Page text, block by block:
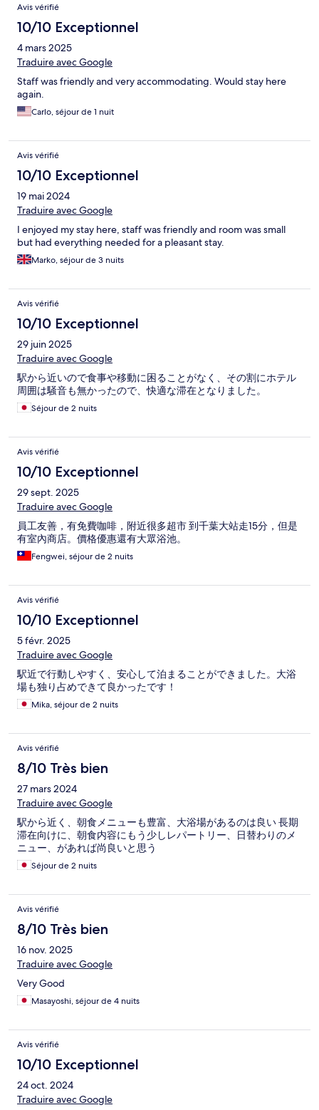
Avis vérifié
10/10 Exceptionnel
4 mars 2025
Traduire avec Google
Staff was friendly and very accommodating. Would stay here
again.
Carlo, séjour de 1 nuit
Avis vérifié
10/10 Exceptionnel
19 mai 2024
Traduire avec Google
I enjoyed my stay here, staff was friendly and room was small
but had everything needed for a pleasant stay.
Marko, séjour de 3 nuits
Avis vérifié
10/10 Exceptionnel
29 juin 2025
Traduire avec Google
駅から近いので食事や移動に困ることがなく、その割にホテル
周囲は騒音も無かったので、快適な滞在となりました。
Séjour de 2 nuits
Avis vérifié
10/10 Exceptionnel
29 sept. 2025
Traduire avec Google
員工友善，有免費咖啡，附近很多超市 到千葉大站走15分，但是
有室內商店。價格優惠還有大眾浴池。
Fengwei, séjour de 2 nuits
Avis vérifié
10/10 Exceptionnel
5 févr. 2025
Traduire avec Google
駅近で行動しやすく、安心して泊まることができました。大浴
場も独り占めできて良かったです！
Mika, séjour de 2 nuits
Avis vérifié
8/10 Très bien
27 mars 2024
Traduire avec Google
駅から近く、朝食メニューも豊富、大浴場があるのは良い 長期
滞在向けに、朝食内容にもう少しレパートリー、日替わりのメ
ニュー、があれば尚良いと思う
Séjour de 2 nuits
Avis vérifié
8/10 Très bien
16 nov. 2025
Traduire avec Google
Very Good
Masayoshi, séjour de 4 nuits
Avis vérifié
10/10 Exceptionnel
24 oct. 2024
Traduire avec Google